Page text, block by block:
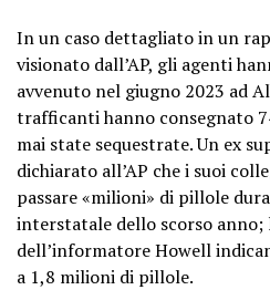
In un caso dettagliato in un
visionato dall’AP, gli agenti
avvenuto nel giugno 2023 ad
trafficanti hanno consegnato
mai state sequestrate. Un ex
dichiarato all’AP che i suoi
passare «milioni» di pillole
interstatale dello scorso anno;
dell’informatore Howell
a 1,8 milioni di pillole.